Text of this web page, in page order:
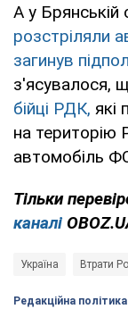
А у
розстріляли
загинув
з'ясувалося,
бійці РДК, які
на територію
автомобіль
Тільки
каналі
Україна Втрати
Редакційна політика